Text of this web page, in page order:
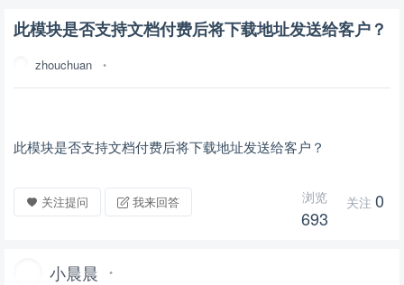
此模块是否支持文档付费后将下载地址发送给客户？
zhouchuan •
此模块是否支持文档付费后将下载地址发送给客户？
关注提问 我来回答 关注 0
浏览
693
小晨晨 •